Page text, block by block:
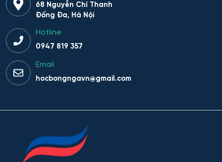
Giáo dục và sư phạm
Giáo dục đặc biệt
Hiệu suất tổ hợp máy bay
Hoạt động văn hóa - xã hội
68 Nguyễn Chí Thanh
Đống Đa, Hà Nội
Hotline
0947 819 357
Email
hocbongngavn@gmail.com